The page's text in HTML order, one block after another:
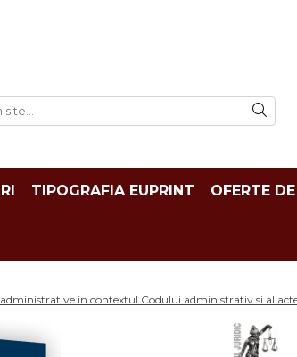
TIPOGRAFIA EUPRINT OFERTE
in contextul Codului administrativ si al